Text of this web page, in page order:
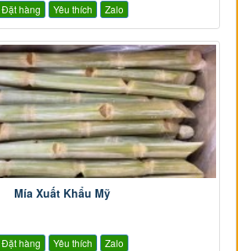
Đặt hàng Yêu thích Zalo
Mía Xuất Khẩu Mỹ
Đặt hàng Yêu thích Zalo